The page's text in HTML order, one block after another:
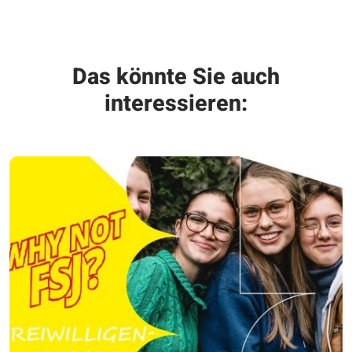
Das könnte Sie auch
interessieren: